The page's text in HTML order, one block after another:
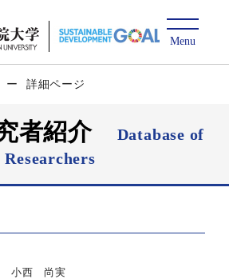
詳細ページ
者紹介
Database of
Researchers
小西 尚実